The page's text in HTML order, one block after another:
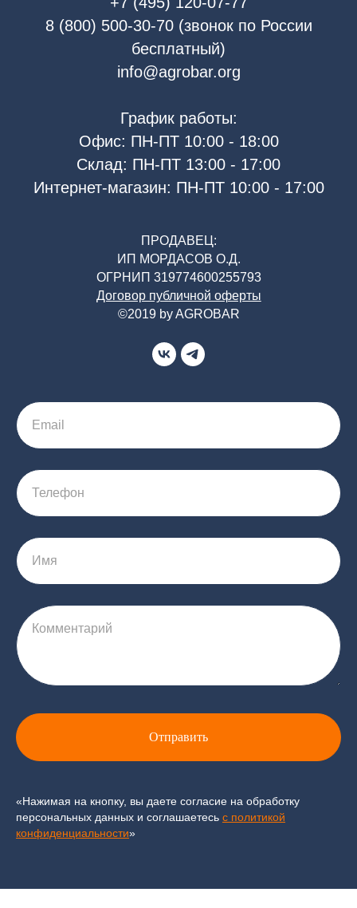
8 (800) 500-30-70 (звонок по России
бесплатный)
info@agrobar.org
График работы:
Офис: ПН-ПТ 10:00 - 18:00
Склад: ПН-ПТ 13:00 - 17:00
Интернет-магазин: ПН-ПТ 10:00 - 17:00
ПРОДАВЕЦ:
ИП МОРДАСОВ О.Д.
ОГРНИП 319774600255793
Договор публичной оферты
©2019 by AGROBAR
Email
Телефон
Имя
Комментарий
Отправить
«Нажимая на кнопку, вы даете согласие на обработку
персональных данных и соглашаетесь c политикой
конфиденциальности»